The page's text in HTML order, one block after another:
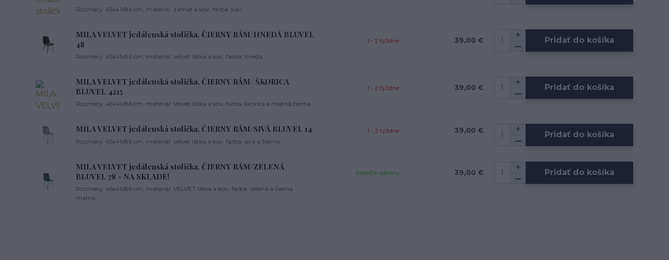
Rozmery: 45x41x86 cm, materiál: zamat a kov, farba: kari.
MILA VELVET jedálenská stolička, ČIERNY RÁM/HNEDÁ BLUVEL
48
Rozmery: 45x41x86 cm, materiál: velvet látka a kov, farba: hnedá.
39,00 €
1 - 2 týždne Pridať do košíka
MILA VELVET jedálenská stolička, ČIERNY RÁM/ ŠKORICA
BLUVEL 4215
Rozmery: 45x41x86 cm, materiál: Velvet látka a kov, farba: škorica a matná čierna.
39,00 €
1 - 2 týždne Pridať do košíka
MILA VELVET jedálenská stolička, ČIERNY RÁM/SIVÁ BLUVEL 14
Rozmery: 45x41x86 cm, materiál: velvet látka a kov, farba: sivá a čierna.
39,00 €
1 - 2 týždne Pridať do košíka
MILA VELVET jedálenská stolička, ČIERNY RÁM/ZELENÁ
BLUVEL 78 - NA SKLADE!
Rozmery: 45x41x86 cm, materiál: VELVET látka a kov, farba: zelená a čierna
matná.
39,00 €
Ihneď k odberu Pridať do košíka